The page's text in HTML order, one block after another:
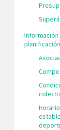
planificación